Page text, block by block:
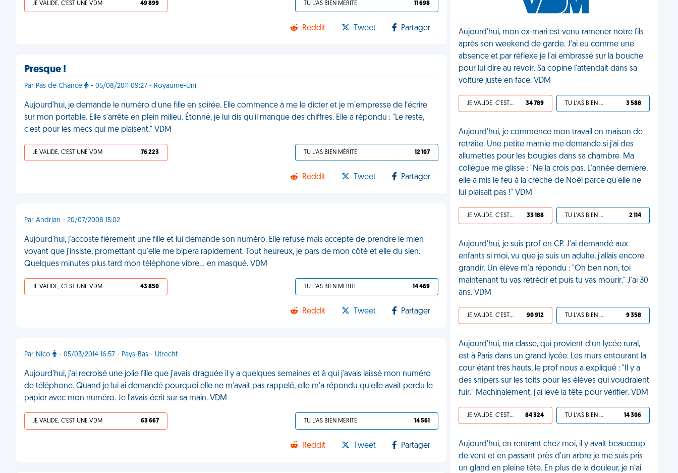
JE VALIDE, C'EST UNE VDM 49 899 TU L'AS BIEN MÉRITÉ 11 698
Reddit Tweet Partager
Presque !
Par Pas de Chance - 05/08/2011 09:27 - Royaume-Uni
Aujourd'hui, je demande le numéro d'une fille en soirée. Elle commence à me le dicter et je m'empresse de l'écrire
sur mon portable. Elle s'arrête en plein milieu. Étonné, je lui dis qu'il manque des chiffres. Elle a répondu : "Le reste,
c'est pour les mecs qui me plaisent." VDM
JE VALIDE, C'EST UNE VDM 76 223 TU L'AS BIEN MÉRITÉ 12 107
Reddit Tweet Partager
Par Andrian - 20/07/2008 15:02
Aujourd'hui, j'accoste fièrement une fille et lui demande son numéro. Elle refuse mais accepte de prendre le mien
voyant que j'insiste, promettant qu'elle me bipera rapidement. Tout heureux, je pars de mon côté et elle du sien.
Quelques minutes plus tard mon téléphone vibre... en masqué. VDM
JE VALIDE, C'EST UNE VDM 43 850 TU L'AS BIEN MÉRITÉ 14 469
Reddit Tweet Partager
Par Nico - 05/03/2014 16:57 - Pays-Bas - Utrecht
Aujourd'hui, j'ai recroisé une jolie fille que j'avais draguée il y a quelques semaines et à qui j'avais laissé mon numéro
de téléphone. Quand je lui ai demandé pourquoi elle ne m'avait pas rappelé, elle m'a répondu qu'elle avait perdu le
papier avec mon numéro. Je l'avais écrit sur sa main. VDM
JE VALIDE, C'EST UNE VDM 63 667 TU L'AS BIEN MÉRITÉ 14 561
Reddit Tweet Partager
Aujourd'hui, mon ex-mari est venu ramener notre fils
après son weekend de garde. J'ai eu comme une
absence et par réflexe je l'ai embrassé sur la bouche
pour lui dire au revoir. Sa copine l'attendait dans sa
voiture juste en face. VDM
JE VALIDE, C'EST UNE VDM 34 789 TU L'AS BIEN MÉRITÉ 3 588
Aujourd'hui, je commence mon travail en maison de
retraite. Une petite mamie me demande si j'ai des
allumettes pour les bougies dans sa chambre. Ma
collègue me glisse : "Ne la crois pas. L'année dernière,
elle a mis le feu à la crèche de Noël parce qu'elle ne
lui plaisait pas !" VDM
JE VALIDE, C'EST UNE VDM 33 188 TU L'AS BIEN MÉRITÉ 2 114
Aujourd'hui, je suis prof en CP. J'ai demandé aux
enfants si moi, vu que je suis un adulte, j'allais encore
grandir. Un élève m'a répondu : "Oh ben non, toi
maintenant tu vas rétrécir et puis tu vas mourir." J'ai 30
ans. VDM
JE VALIDE, C'EST UNE VDM 90 912 TU L'AS BIEN MÉRITÉ 9 358
Aujourd'hui, ma classe, qui provient d'un lycée rural,
est à Paris dans un grand lycée. Les murs entourant la
cour étant très hauts, le prof nous a expliqué : "Il y a
des snipers sur les toits pour les élèves qui voudraient
fuir." Machinalement, j'ai levé la tête pour vérifier. VDM
JE VALIDE, C'EST UNE VDM 84 324 TU L'AS BIEN MÉRITÉ 14 306
Aujourd'hui, en rentrant chez moi, il y avait beaucoup
de vent et en passant près d'un arbre je me suis pris
un gland en pleine tête. En plus de la douleur, je n'ai